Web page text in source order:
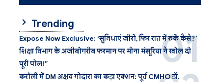
Trending
Expose Now Exclusive: ‘सुविधाएं जीरो, फिर रात में रुकें कैसे?’
शिक्षा विभाग के अजीबोगरीब फरमान पर मीना मंसूरिया ने खोल दी
पूरी पोल!”
करौली में DM अक्षय गोदारा का कड़ा एक्शन: पूर्व CMHO डॉ.